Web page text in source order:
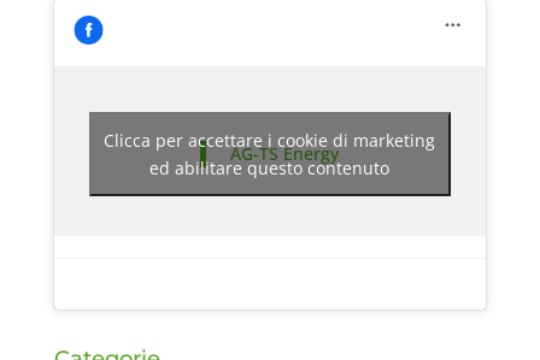
AG-TS Energy
Clicca per accettare i cookie di marketing
ed abilitare questo contenuto